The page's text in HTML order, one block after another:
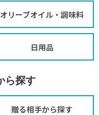
オリーブオイル・調味料
日用品
ら探す
贈る相手から探す